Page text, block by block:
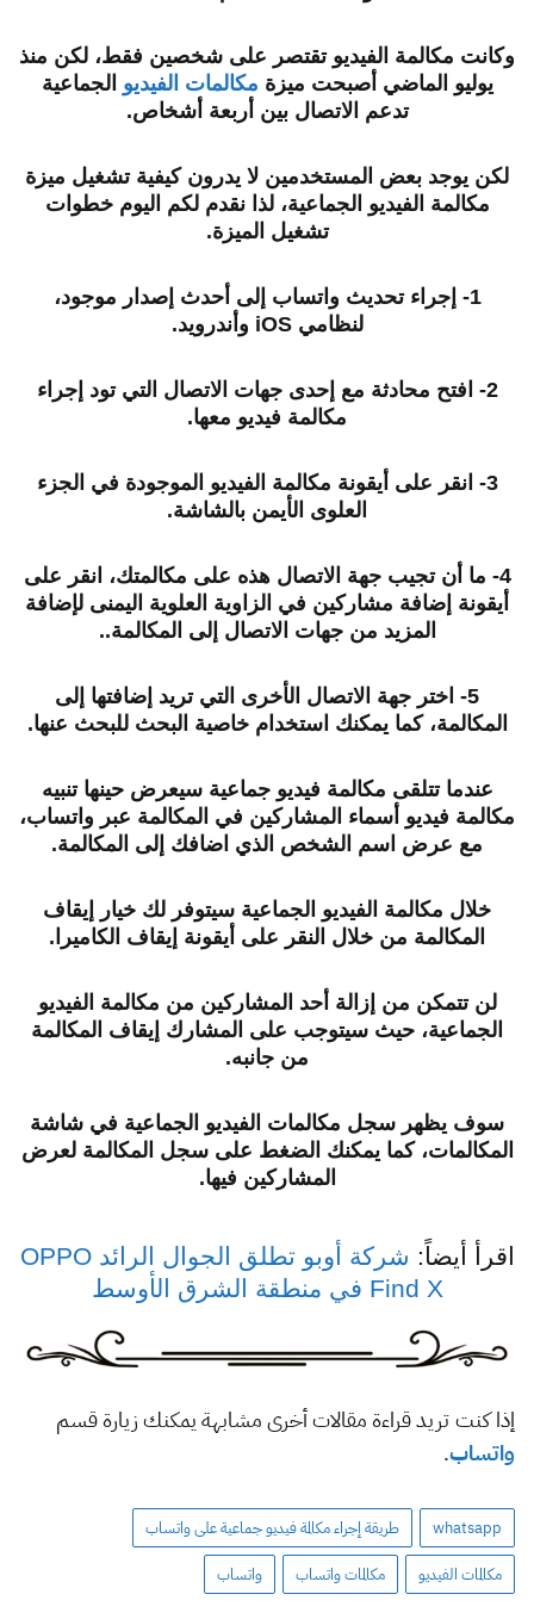
وكانت مكالمة الفيديو تقتصر على شخصين فقط، لكن منذ
يوليو الماضي أصبحت ميزة مكالمات الفيديو الجماعية
تدعم الاتصال بين أربعة أشخاص.
لكن يوجد بعض المستخدمين لا يدرون كيفية تشغيل ميزة
مكالمة الفيديو الجماعية، لذا نقدم لكم اليوم خطوات
تشغيل الميزة.
1- إجراء تحديث واتساب إلى أحدث إصدار موجود،
لنظامي iOS وأندرويد.
2- افتح محادثة مع إحدى جهات الاتصال التي تود إجراء
مكالمة فيديو معها.
3- انقر على أيقونة مكالمة الفيديو الموجودة في الجزء
العلوى الأيمن بالشاشة.
4- ما أن تجيب جهة الاتصال هذه على مكالمتك، انقر على
أيقونة إضافة مشاركين في الزاوية العلوية اليمنى لإضافة
المزيد من جهات الاتصال إلى المكالمة..
5- اختر جهة الاتصال الأخرى التي تريد إضافتها إلى
المكالمة، كما يمكنك استخدام خاصية البحث للبحث عنها.
عندما تتلقى مكالمة فيديو جماعية سيعرض حينها تنبيه
مكالمة فيديو أسماء المشاركين في المكالمة عبر واتساب،
مع عرض اسم الشخص الذي اضافك إلى المكالمة.
خلال مكالمة الفيديو الجماعية سيتوفر لك خيار إيقاف
المكالمة من خلال النقر على أيقونة إيقاف الكاميرا.
لن تتمكن من إزالة أحد المشاركين من مكالمة الفيديو
الجماعية، حيث سيتوجب على المشارك إيقاف المكالمة
من جانبه.
سوف يظهر سجل مكالمات الفيديو الجماعية في شاشة
المكالمات، كما يمكنك الضغط على سجل المكالمة لعرض
المشاركين فيها.
اقرأ أيضاً:
شركة أوبو تطلق الجوال الرائد OPPO
Find X في منطقة الشرق الأوسط
إذا كنت تريد قراءة مقالات أخرى مشابهة يمكنك زيارة قسم
واتساب.
whatsapp طريقة إجراء مكالمة فيديو جماعية على واتساب
مكالمات الفيديو مكالمات واتساب واتساب